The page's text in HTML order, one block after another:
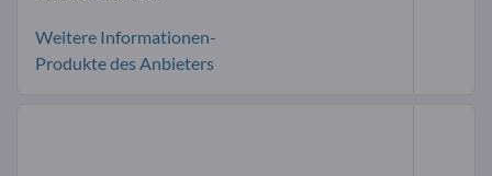
Weitere Informationen-
Produkte des Anbieters